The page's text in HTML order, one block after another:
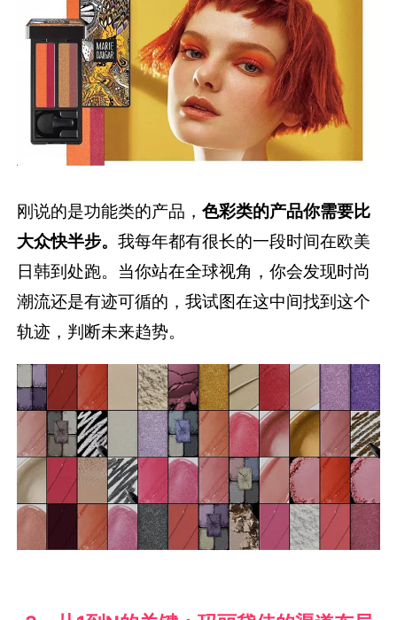
刚说的是功能类的产品，色彩类的产品你需要比
大众快半步。我每年都有很长的一段时间在欧美
日韩到处跑。当你站在全球视角，你会发现时尚
潮流还是有迹可循的，我试图在这中间找到这个
轨迹，判断未来趋势。